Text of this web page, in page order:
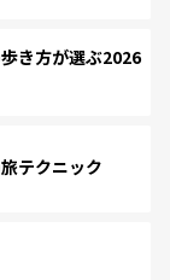
き方が選ぶ2026
テクニック